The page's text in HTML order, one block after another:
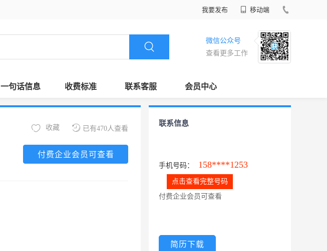
我要发布 移动端
微信公众号
查看更多工作
一句话信息 收费标准 联系客服 会员中心
已有470人查看
收藏
付费企业会员可查看
联系信息
手机号码： 158****1253
点击查看完整号码
付费企业会员可查看
简历下载